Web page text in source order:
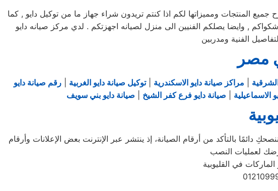
المنتجات ومميزاتها لكم اذا كنتم تريدون شراء جهاز ما من توكيل دايو , كما
الاجهزه الكهربائيه, كما توفر لكم مرلكز صيانه دايو خدمه 24 ساعه , فى تلقى شكواكم , وايضا يصلكم الفنيين الى منزل لصيانه اجهزتكم . لدي مركز صيانه دايو
الفنية ومدربين
مصر
مراكز صيانة دايو الاسكندرية |توكيل صيانة دايو الغربية
رقم صيانة دايو
الاسماعيلية صيانة دايو فرع كفر الشيخ صيانة دايو بني سويف
بالتأكد من أرقام الصيانة، إذ ينتشر عبر الإنترنت بعض الإعلانات وأرقام